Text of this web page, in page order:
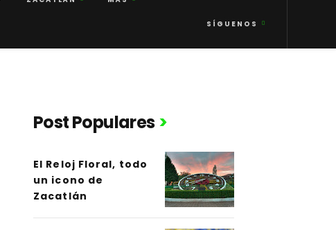
SÍGUENOS
Post Populares
El Reloj Floral, todo
un icono de
Zacatlán